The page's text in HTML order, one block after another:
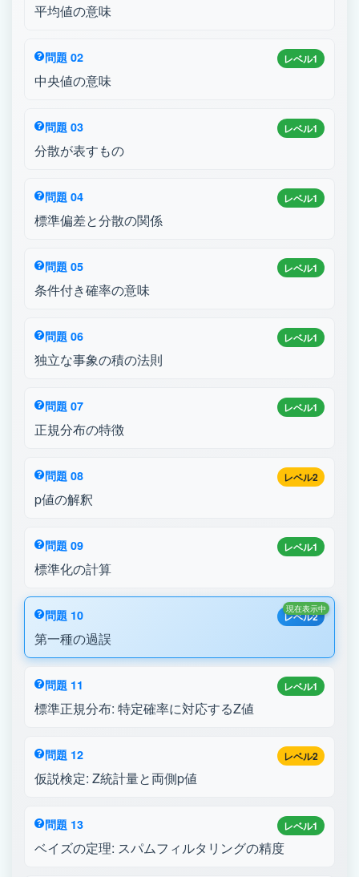
平均値の意味
レベル1
問題 02
中央値の意味
レベル1
問題 03
分散が表すもの
レベル1
問題 04
標準偏差と分散の関係
レベル1
問題 05
条件付き確率の意味
レベル1
問題 06
独立な事象の積の法則
レベル1
問題 07
正規分布の特徴
レベル2
問題 08
p値の解釈
レベル1
問題 09
標準化の計算
レベル2
問題 10
第一種の過誤
現在表示中
レベル1
問題 11
標準正規分布: 特定確率に対応するZ値
レベル2
問題 12
仮説検定: Z統計量と両側p値
レベル1
問題 13
ベイズの定理: スパムフィルタリングの精度